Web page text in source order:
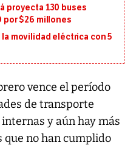
proyecta 130 buses
por $26 millones
la movilidad eléctrica con 5
vence el período
de transporte
y aún hay más
no han cumplido